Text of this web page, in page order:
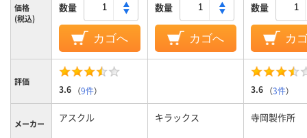
価格
(税込)
数量
カゴへ
数量
カゴへ
数量
カ
評価
3.6 （9件） 3.6 （3件）
メーカー アスクル キラックス 寺岡製作所